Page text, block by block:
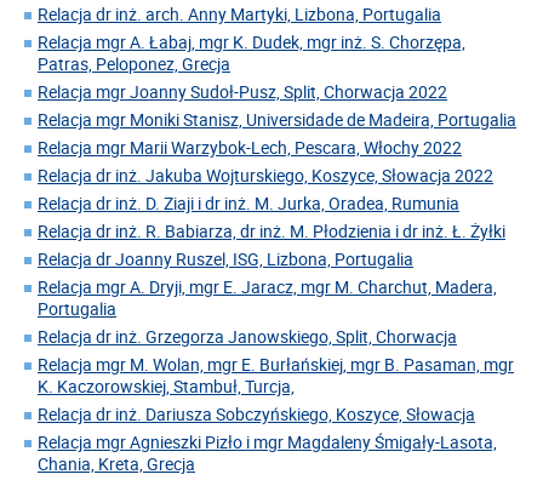
Relacja dr inż. arch. Anny Martyki, Lizbona, Portugalia
Relacja mgr A. Łabaj, mgr K. Dudek, mgr inż. S. Chorzępa,
Patras, Peloponez, Grecja
Relacja mgr Joanny Sudoł-Pusz, Split, Chorwacja 2022
Relacja mgr Moniki Stanisz, Universidade de Madeira, Portugalia
Relacja mgr Marii Warzybok-Lech, Pescara, Włochy 2022
Relacja dr inż. Jakuba Wojturskiego, Koszyce, Słowacja 2022
Relacja dr inż. D. Ziaji i dr inż. M. Jurka, Oradea, Rumunia
Relacja dr inż. R. Babiarza, dr inż. M. Płodzienia i dr inż. Ł. Żyłki
Relacja dr Joanny Ruszel, ISG, Lizbona, Portugalia
Relacja mgr A. Dryji, mgr E. Jaracz, mgr M. Charchut, Madera,
Portugalia
Relacja dr inż. Grzegorza Janowskiego, Split, Chorwacja
Relacja mgr M. Wolan, mgr E. Burłańskiej, mgr B. Pasaman, mgr
K. Kaczorowskiej, Stambuł, Turcja,
Relacja dr inż. Dariusza Sobczyńskiego, Koszyce, Słowacja
Relacja mgr Agnieszki Pizło i mgr Magdaleny Śmigały-Lasota,
Chania, Kreta, Grecja